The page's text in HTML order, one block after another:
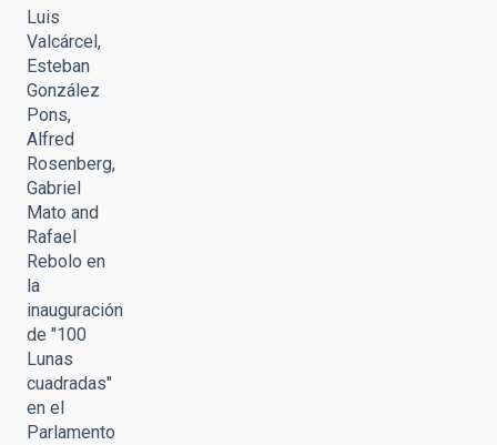
Luis
Valcárcel,
Esteban
González
Pons,
Alfred
Rosenberg,
Gabriel
Mato and
Rafael
Rebolo en
la
inauguración
de "100
Lunas
cuadradas"
en el
Parlamento